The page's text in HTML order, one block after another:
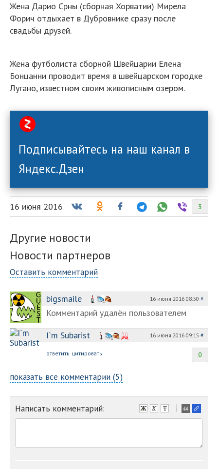
Жена Дарио Срны (сборная Хорватии) Мирела
Форич отдыхает в Дубровнике сразу после
свадьбы друзей.
Жена футболиста сборной Швейцарии Елена
Бонцанни проводит время в швейцарском городке
Лугано, известном своим живописным озером.
Подписывайтесь на наш канал в
Яндекс.Дзен
3
16 июня 2016
Другие новости
Новости партнеров
Оставить комментарий
bigsmaile 16 июня 2016 08:50 #
Комментарий удалён пользователем
I`m Subarist
16 июня 2016 09:15 #
0
ответить цитировать
показать все комментарии (5)
Написать комментарий:
-
-
-